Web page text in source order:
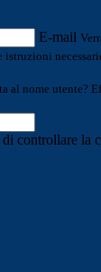
E-mail
al nome utente?
controllare la